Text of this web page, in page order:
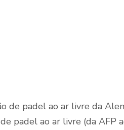
de padel ao ar livre da
padel ao ar livre (da AFP